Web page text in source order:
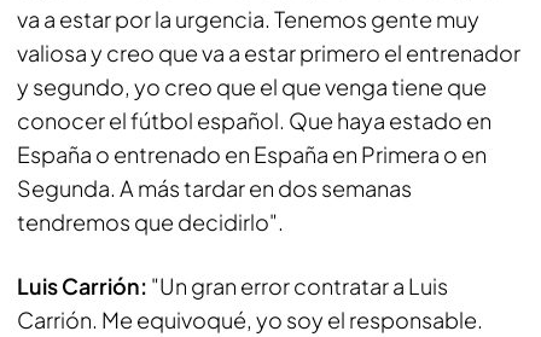
va a estar por la urgencia. Tenemos gente muy
valiosa y creo que va a estar primero el entrenador
y segundo, yo creo que el que venga tiene que
conocer el fútbol español. Que haya estado en
España o entrenado en España en Primera o en
Segunda. A más tardar en dos semanas
tendremos que decidirlo".
Luis Carrión: "Un gran error contratar a Luis
Carrión. Me equivoqué, yo soy el responsable.